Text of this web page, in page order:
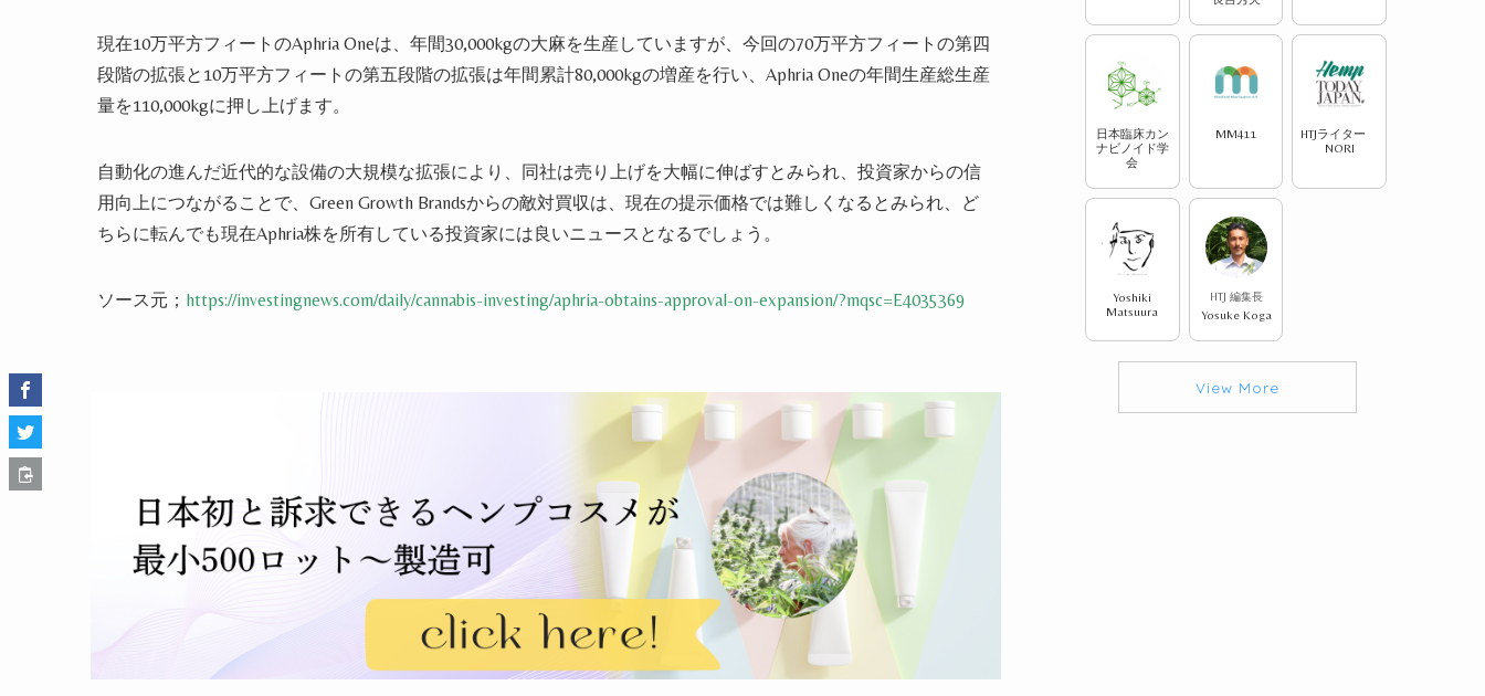
現在10万平方フィートのAphria Oneは、年間30,000kgの大麻を生産していますが、 今回の70万平方フィートの第四
段階の拡張と10万平方フィート の第五段階の拡張は年間累計80,000kgの増産を行い、 Aphria Oneの年間生産総生産
量を110,000kgに押し上げます。
自動化の進んだ近代的な設備の大規模な拡張により、 同社は売り上げを大幅に伸ばすとみられ、 投資家からの信
用向上につながることで、Green Growth Brandsからの敵対買収は、現在の提示価格では難しくなるとみられ、ど
ちらに転んでも現在Aphria株を所有している投資家には良いニュースとなるでしょう。
ソース元； https://investingnews.com/daily/cannabis-investing/aphria-obtains-approval-on-expansion/?mqsc=E4035369
日本臨床カン
ナビノイド学
会
MM411
HTJライター
NORI
Yoshiki
Matsuura
HTJ 編集長
Yosuke Koga
View More